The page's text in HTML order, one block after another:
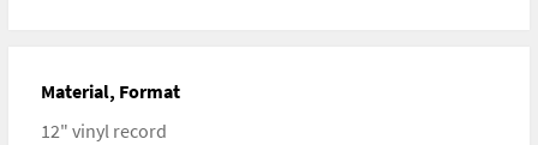
Material, Format
12" vinyl record